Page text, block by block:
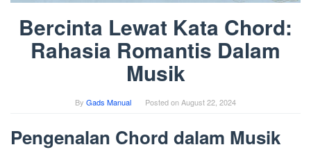
Bercinta Lewat Kata Chord:
Rahasia Romantis Dalam
Musik
By Gads Manual Posted onAugust 22, 2024
Pengenalan Chord dalam Musik